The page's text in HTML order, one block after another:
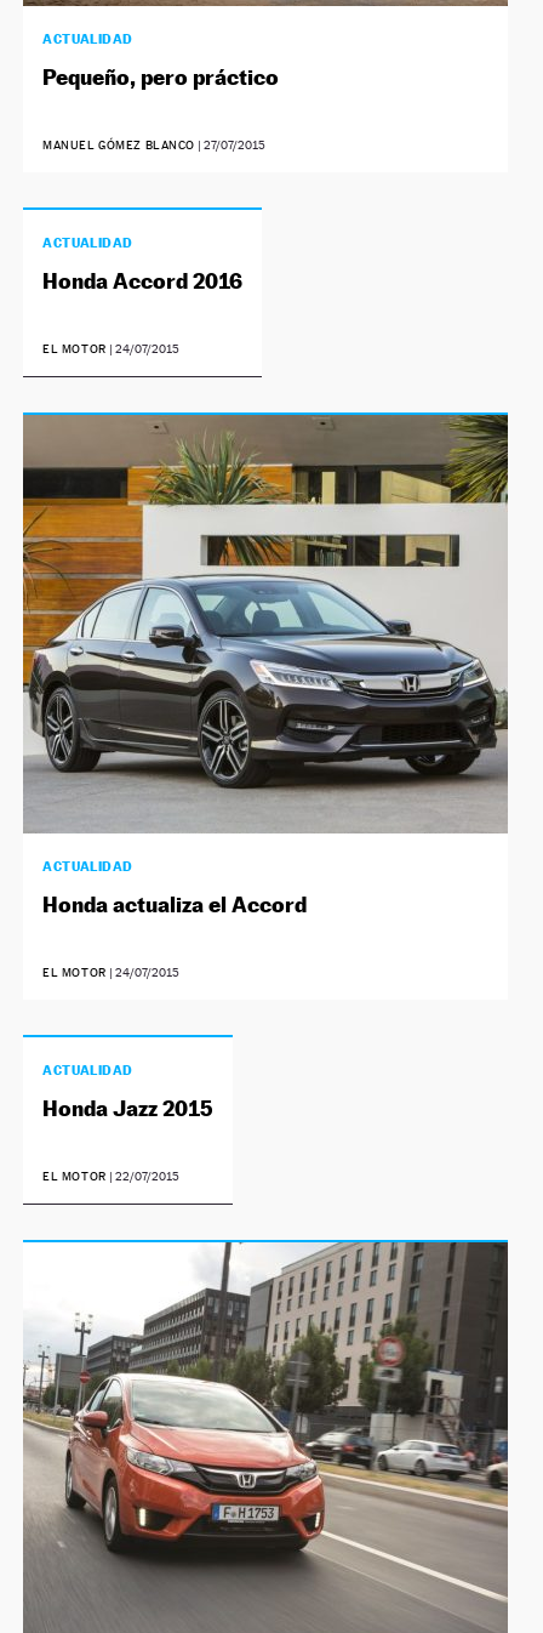
ACTUALIDAD
Pequeño, pero práctico
MANUEL GÓMEZ BLANCO |27/07/2015
ACTUALIDAD
Honda Accord 2016
EL MOTOR | 24/07/2015
ACTUALIDAD
Honda actualiza el Accord
EL MOTOR | 24/07/2015
ACTUALIDAD
Honda Jazz 2015
EL MOTOR | 22/07/2015